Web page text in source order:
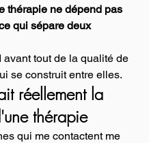
thérapie ne dépend pas
qui sépare deux
avant tout de la qualité de
se construit entre elles.
réellement la
thérapie
qui me contactent me